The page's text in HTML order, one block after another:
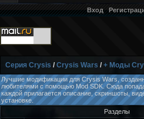
Вход
Серия Crysis /Crysis Wars /+ Моды
Лучшие модификации для Crysis Wars,
любителями с помощью Mod SDK. Сюда
каждой прилагается описание, скриншоты,
установке.
Разделы